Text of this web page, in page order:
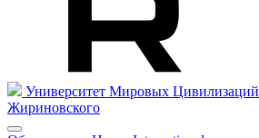
Университет Мировых Цивилизаций
Жириновского